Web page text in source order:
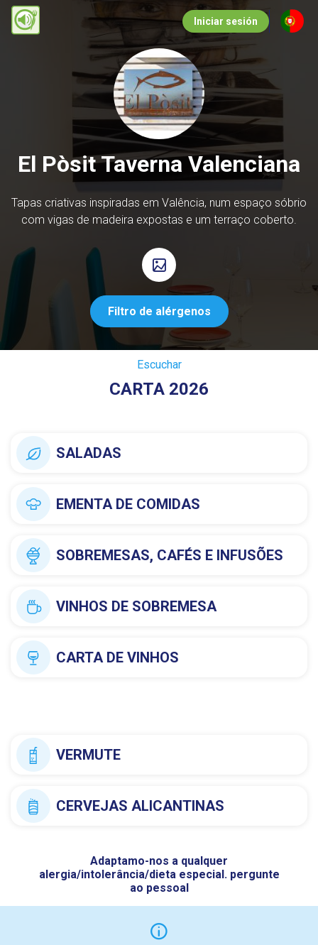
Pasar
Iniciar sesión
El Pòsit Taverna Valenciana
Tapas criativas inspiradas em Valência, num espaço sóbrio
com vigas de madeira expostas e um terraço coberto.
Filtro de alérgenos
Escuchar
CARTA 2026
SALADAS
EMENTA DE COMIDAS
SOBREMESAS, CAFÉS E INFUSÕES
VINHOS DE SOBREMESA
CARTA DE VINHOS
VERMUTE
CERVEJAS ALICANTINAS
Adaptamo-nos a qualquer
alergia/intolerância/dieta especial. pergunte
ao pessoal